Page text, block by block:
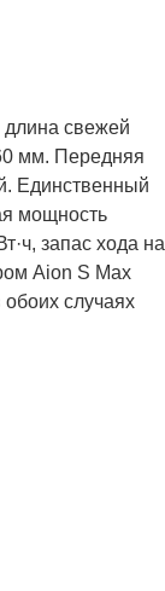
длина свежей
мм. Передняя
Единственный
мощность
запас хода на
Aion S Max
случаях